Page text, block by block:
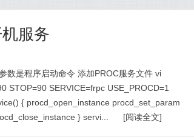
服务
数是程序启动命令 添加PROC服务文件 vi
STOP=90 SERVICE=frpc USE_PROCD=1
{ procd_open_instance procd_set_param
} servi...
[阅读全文]